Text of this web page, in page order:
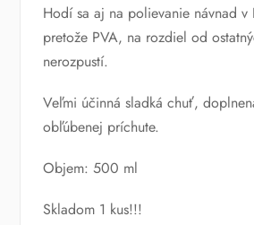
Hodí sa aj na polievanie návnad v
pretože PVA, na rozdiel od
nerozpustí.
Veľmi účinná sladká chuť,
obľúbenej príchute.
Objem: 500 ml
Skladom 1 kus!!!